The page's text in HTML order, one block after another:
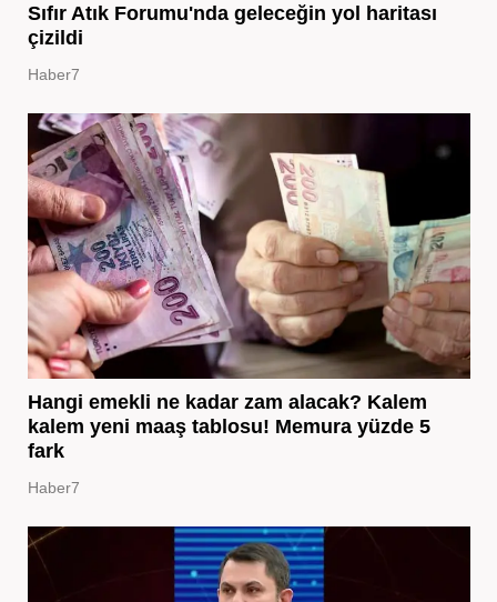
Sıfır Atık Forumu'nda geleceğin yol haritası
çizildi
Haber7
Hangi emekli ne kadar zam alacak? Kalem
kalem yeni maaş tablosu! Memura yüzde 5
fark
Haber7